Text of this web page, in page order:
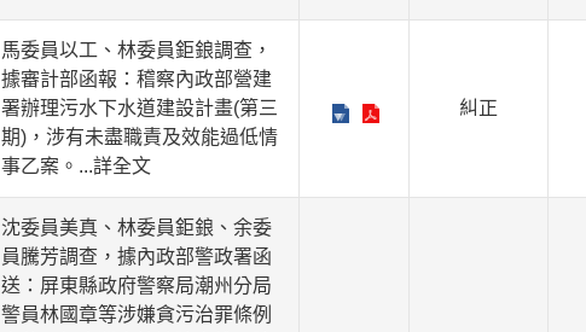
馬委員以工、林委員鉅鋃調查，
據審計部函報：稽察內政部營建
署辦理污水下水道建設計畫(第三
期)，涉有未盡職責及效能過低情
事乙案。 ...詳全文
糾正
沈委員美真、林委員鉅鋃、余委
員騰芳調查，據內政部警政署函
送：屏東縣政府警察局潮州分局
警員林國章等涉嫌貪污治罪條例